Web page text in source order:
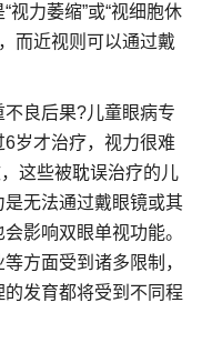
视力萎缩”或“视细胞休
而近视则可以通过戴
良后果?儿童眼病专
岁才治疗，视力很难
这些被耽误治疗的儿
无法通过戴眼镜或其
影响双眼单视功能。
方面受到诸多限制，
发育都将受到不同程